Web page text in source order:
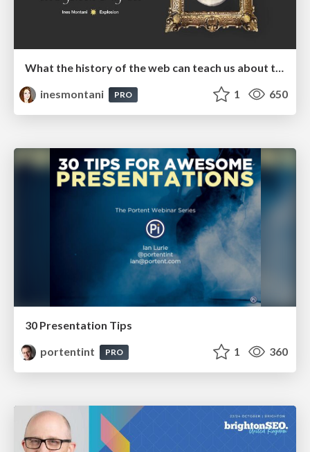
What the history of the web can teach us about the future of AI
inesmontani
PRO 1 650
30 Presentation Tips
portentint
PRO 1 360